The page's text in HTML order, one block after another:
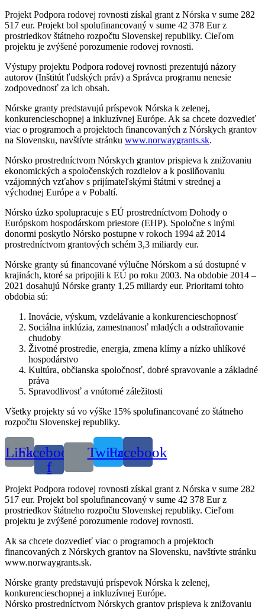
Projekt Podpora rodovej rovnosti získal grant z Nórska v sume 282
517 eur. Projekt bol spolufinancovaný v sume 42 378 Eur z
prostriedkov štátneho rozpočtu Slovenskej republiky. Cieľom
projektu je zvýšené porozumenie rodovej rovnosti.
Výstupy projektu Podpora rodovej rovnosti prezentujú názory
autorov (Inštitút ľudských práv) a Správca programu nenesie
zodpovednosť za ich obsah.
Nórske granty predstavujú príspevok Nórska k zelenej,
konkurencieschopnej a inkluzívnej Európe. Ak sa chcete dozvedieť
viac o programoch a projektoch financovaných z Nórskych grantov
na Slovensku, navštívte stránku www.norwaygrants.sk.
Nórsko prostredníctvom Nórskych grantov prispieva k znižovaniu
ekonomických a spoločenských rozdielov a k posilňovaniu
vzájomných vzťahov s prijímateľskými štátmi v strednej a
východnej Európe a v Pobaltí.
Nórsko úzko spolupracuje s EÚ prostredníctvom Dohody o
Európskom hospodárskom priestore (EHP). Spoločne s inými
donormi poskytlo Nórsko postupne v rokoch 1994 až 2014
prostredníctvom grantových schém 3,3 miliardy eur.
Nórske granty sú financované výlučne Nórskom a sú dostupné v
krajinách, ktoré sa pripojili k EÚ po roku 2003. Na obdobie 2014 –
2021 dosahujú Nórske granty 1,25 miliardy eur. Prioritami tohto
obdobia sú:
Inovácie, výskum, vzdelávanie a konkurencieschopnosť
Sociálna inklúzia, zamestnanosť mladých a odstraňovanie
chudoby
Životné prostredie, energia, zmena klímy a nízko uhlíkové
hospodárstvo
Kultúra, občianska spoločnosť, dobré spravovanie a základné
práva
Spravodlivosť a vnútorné záležitosti
Všetky projekty sú vo výške 15% spolufinancované zo štátneho
rozpočtu Slovenskej republiky.
Link
Facebook-
f
TwitterFacebook
Projekt Podpora rodovej rovnosti získal grant z Nórska v sume 282
517 eur. Projekt bol spolufinancovaný v sume 42 378 Eur z
prostriedkov štátneho rozpočtu Slovenskej republiky. Cieľom
projektu je zvýšené porozumenie rodovej rovnosti.
Ak sa chcete dozvedieť viac o programoch a projektoch
financovaných z Nórskych grantov na Slovensku, navštívte stránku
www.norwaygrants.sk.
Nórske granty predstavujú príspevok Nórska k zelenej,
konkurencieschopnej a inkluzívnej Európe.
Nórsko prostredníctvom Nórskych grantov prispieva k znižovaniu